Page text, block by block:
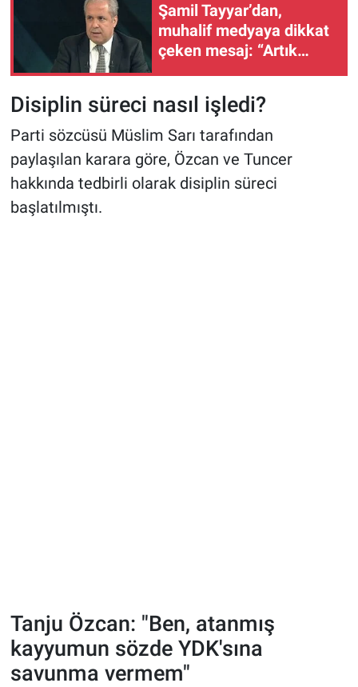
Şamil Tayyar’dan,
muhalif medyaya dikkat
çeken mesaj: “Artık
sığmıyor...”
Disiplin süreci nasıl işledi?
Parti sözcüsü Müslim Sarı tarafından
paylaşılan karara göre, Özcan ve Tuncer
hakkında tedbirli olarak disiplin süreci
başlatılmıştı.
Tanju Özcan: "Ben, atanmış
kayyumun sözde YDK'sına
savunma vermem"